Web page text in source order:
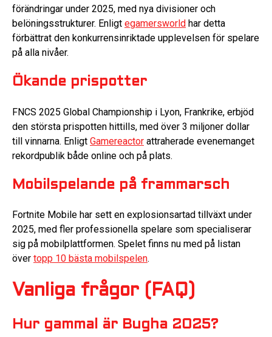
förändringar under 2025, med nya divisioner och
belöningsstrukturer. Enligt egamersworld har detta
förbättrat den konkurrensinriktade upplevelsen för spelare
på alla nivåer.
Ökande prispotter
FNCS 2025 Global Championship i Lyon, Frankrike, erbjöd
den största prispotten hittills, med över 3 miljoner dollar
till vinnarna. Enligt Gamereactor attraherade evenemanget
rekordpublik både online och på plats.
Mobilspelande på frammarsch
Fortnite Mobile har sett en explosionsartad tillväxt under
2025, med fler professionella spelare som specialiserar
sig på mobilplattformen. Spelet finns nu med på listan
över topp 10 bästa mobilspelen.
Vanliga frågor (FAQ)
Hur gammal är Bugha 2025?